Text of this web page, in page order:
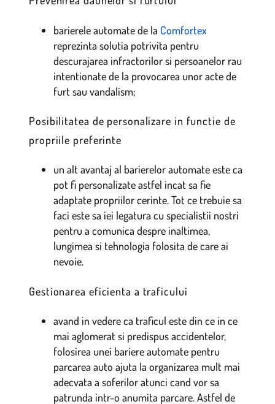
barierele automate de la Comfortex
reprezinta solutia potrivita pentru
descurajarea infractorilor si persoanelor rau
intentionate de la provocarea unor acte de
furt sau vandalism;
Posibilitatea de personalizare in functie de
propriile preferinte
un alt avantaj al barierelor automate este ca
pot fi personalizate astfel incat sa fie
adaptate propriilor cerinte. Tot ce trebuie sa
faci este sa iei legatura cu specialistii nostri
pentru a comunica despre inaltimea,
lungimea si tehnologia folosita de care ai
nevoie.
Gestionarea eficienta a traficului
avand in vedere ca traficul este din ce in ce
mai aglomerat si predispus accidentelor,
folosirea unei bariere automate pentru
parcarea auto ajuta la organizarea mult mai
adecvata a soferilor atunci cand vor sa
patrunda intr-o anumita parcare. Astfel de